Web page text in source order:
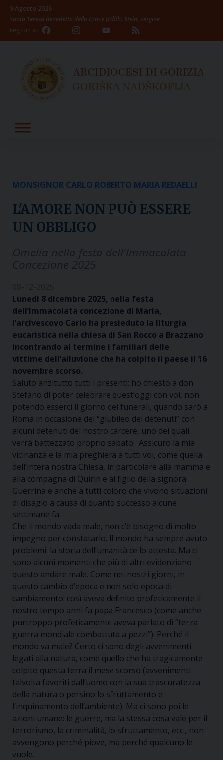
Skip
content
9 Agosto 2026
Santa Teresa Benedetta della Croce (Edith) Stein, vergine
seguici su Facebook InstagramYouTube
Channel
MONSIGNOR CARLO ROBERTO MARIA REDAELLI
L'AMORE NON PUÒ ESSERE
UN OBBLIGO
Lunedì 8 dicembre 2025, nella festa
dell’Immacolata concezione di Maria,
l’arcivescovo Carlo ha presieduto la liturgia
eucaristica nella chiesa di San Rocco a Brazzano
incontrando al termine i familiari delle
vittime dell’alluvione che ha colpito il paese il 16
novembre scorso.
Saluto anzitutto tutti i presenti: ho chiesto a don
Stefano di poter celebrare quest’oggi con voi, non
potendo esserci il giorno dei funerali, quando sarò a
Roma in occasione del “giubileo dei detenuti” con
alcuni detenuti del nostro carcere, uno dei quali
verrà battezzato proprio sabato. Assicuro la mia
vicinanza e la mia preghiera a tutti voi, come quella
dell’intera nostra Chiesa, in particolare alla mamma e
alla compagna di Quirin e al figlio della signora
Guerrina e anche a tutti coloro che vivono situazioni
di disagio a causa di quanto successo alcune
settimane fa.
Che il mondo vada male, non c’è bisogno di molto
impegno per constatarlo. Il mondo ha sempre avuto
problemi: la storia dell’umanità ce lo attesta. Ma ci
sono alcuni momenti che più di altri evidenziano
questo andare male. Come nei nostri giorni, in
questo cambio d’epoca e non solo epoca di
cambiamento: così aveva definito profeticamente il
nostro tempo anni fa papa Francesco (come anche
purtroppo profeticamente aveva parlato di “terza
guerra mondiale combattuta a pezzi”). Perché il
mondo va male? Certo ci sono degli avvenimenti
legati alla natura, come quello che ha tragicamente
colpito questa terra il mese scorso (avvenimenti
talvolta favoriti dall’uomo con la sua trascuratezza
della natura o persino lo sfruttamento e
l’inquinamento dell’ambiente). Ma ci sono poi le
azioni umane: le guerre, ma la stessa cosa vale per il
terrorismo, la criminalità, lo sfruttamento, ecc., non
avvengono perché piove, ma perché qualcuno le
vuole.